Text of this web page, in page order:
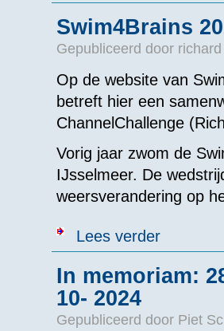
Swim4Brains
Gepubliceerd door
Op de website van
betreft hier een
ChannelChallenge
Vorig jaar zwom de
IJsselmeer. De
weersverandering op
Lees verderover
In memoriam:
10- 2024
Gepubliceerd door Piet